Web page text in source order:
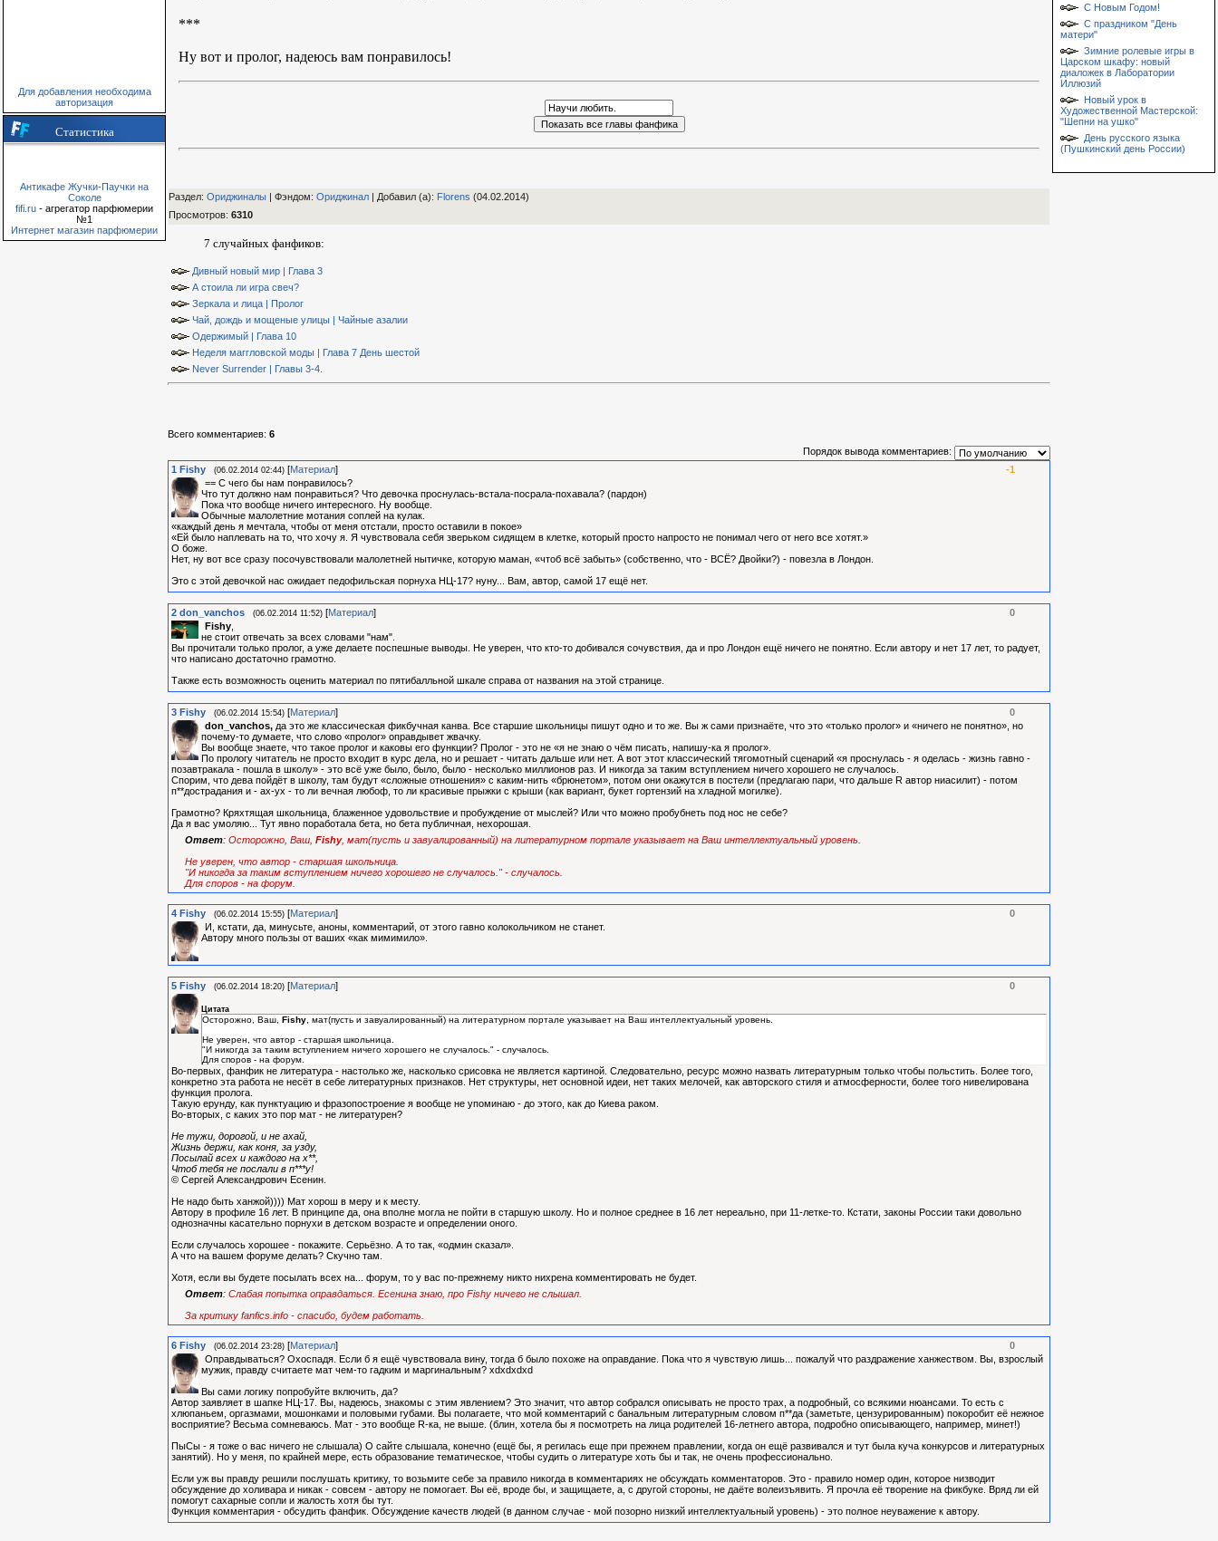
Для добавления необходима
авторизация
Статистика
Антикафе Жучки-Паучки на
Соколе
fifi.ru - агрегатор парфюмерии
№1
Интернет магазин парфюмерии
***
Ну вот и пролог, надеюсь вам понравилось!
Раздел: Ориджиналы | Фэндом: Ориджинал | Добавил (а): Florens (04.02.2014)
Просмотров: 6310
7 случайных фанфиков:
Дивный новый мир | Глава 3
А стоила ли игра свеч?
Зеркала и лица | Пролог
Чай, дождь и мощеные улицы | Чайные азалии
Одержимый | Глава 10
Неделя маггловской моды | Глава 7 День шестой
Never Surrender | Главы 3-4.
Всего комментариев: 6
Порядок вывода комментариев:
-1
1 Fishy (06.02.2014 02:44) [Материал]
== С чего бы нам понравилось?
Что тут должно нам понравиться? Что девочка проснулась-встала-посрала-похавала? (пардон)
Пока что вообще ничего интересного. Ну вообще.
Обычные малолетние мотания соплей на кулак.
«каждый день я мечтала, чтобы от меня отстали, просто оставили в покое»
«Ей было наплевать на то, что хочу я. Я чувствовала себя зверьком сидящем в клетке, который просто напросто не понимал чего от него все хотят.»
О боже.
Нет, ну вот все сразу посочувствовали малолетней нытичке, которую маман, «чтоб всё забыть» (собственно, что - ВСЁ? Двойки?) - повезла в Лондон.
Это с этой девочкой нас ожидает педофильская порнуха НЦ-17? нуну... Вам, автор, самой 17 ещё нет.
0
2 don_vanchos (06.02.2014 11:52) [Материал]
Fishy
не стоит отвечать за всех словами "нам".
Вы прочитали только пролог, а уже делаете поспешные выводы. Не уверен, что кто-то добивался сочувствия, да и про Лондон ещё ничего не понятно. Если автору и нет 17 лет, то радует,
что написано достаточно грамотно.
Также есть возможность оценить материал по пятибалльной шкале справа от названия на этой странице.
0
3 Fishy (06.02.2014 15:54) [Материал]
don_vanchos, да это же классическая фикбучная канва. Все старшие школьницы пишут одно и то же. Вы ж сами признаёте, что это «только пролог» и «ничего не понятно», но
почему-то думаете, что слово «пролог» оправдывет жвачку.
Вы вообще знаете, что такое пролог и каковы его функции? Пролог - это не «я не знаю о чём писать, напишу-ка я пролог».
По прологу читатель не просто входит в курс дела, но и решает - читать дальше или нет. А вот этот классический тягомотный сценарий «я проснулась - я оделась - жизнь гавно -
позавтракала - пошла в школу» - это всё уже было, было, было - несколько миллионов раз. И никогда за таким вступлением ничего хорошего не случалось.
Спорим, что дева пойдёт в школу, там будут «сложные отношения» с каким-нить «брюнетом», потом они окажутся в постели (предлагаю пари, что дальше R автор ниасилит) - потом
п**дострадания и - ах-ух - то ли вечная любоф, то ли красивые прыжки с крыши (как вариант, букет гортензий на хладной могилке).
Грамотно? Кряхтящая школьница, блаженное удовольствие и пробуждение от мыслей? Или что можно пробубнеть под нос не себе?
Да я вас умоляю... Тут явно поработала бета, но бета публичная, нехорошая.
Ответ: Осторожно, Ваш, Fishy, мат(пусть и завуалированный) на литературном портале указывает на Ваш интеллектуальный уровень.
Не уверен, что автор - старшая школьница.
"И никогда за таким вступлением ничего хорошего не случалось." - случалось.
Для споров - на форум.
0
4 Fishy (06.02.2014 15:55) [Материал]
И, кстати, да, минусьте, аноны, комментарий, от этого гавно колокольчиком не станет.
Автору много пользы от ваших «как мимимило».
0
5 Fishy (06.02.2014 18:20) [Материал]
Цитата
Осторожно, Ваш, Fishy, мат(пусть и завуалированный) на литературном портале указывает на Ваш интеллектуальный уровень.
Не уверен, что автор - старшая школьница.
"И никогда за таким вступлением ничего хорошего не случалось." - случалось.
Для споров - на форум.
Во-первых, фанфик не литература - настолько же, насколько срисовка не является картиной. Следовательно, ресурс можно назвать литературным только чтобы польстить. Более того,
конкретно эта работа не несёт в себе литературных признаков. Нет структуры, нет основной идеи, нет таких мелочей, как авторского стиля и атмосферности, более того нивелирована
функция пролога.
Такую ерунду, как пунктуацию и фразопостроение я вообще не упоминаю - до этого, как до Киева раком.
Во-вторых, с каких это пор мат - не литературен?
Не тужи, дорогой, и не ахай,
Жизнь держи, как коня, за узду,
Посылай всех и каждого на х**,
Чтоб тебя не послали в п***у!
© Сергей Александрович Есенин.
Не надо быть ханжой)))) Мат хорош в меру и к месту.
Автору в профиле 16 лет. В принципе да, она вполне могла не пойти в старшую школу. Но и полное среднее в 16 лет нереально, при 11-летке-то. Кстати, законы России таки довольно
однозначны касательно порнухи в детском возрасте и определении оного.
Если случалось хорошее - покажите. Серьёзно. А то так, «одмин сказал».
А что на вашем форуме делать? Скучно там.
Хотя, если вы будете посылать всех на... форум, то у вас по-прежнему никто нихрена комментировать не будет.
Ответ: Слабая попытка оправдаться. Есенина знаю, про Fishy ничего не слышал.
За критику fanfics.info - спасибо, будем работать.
0
6 Fishy (06.02.2014 23:28) [Материал]
Оправдываться? Охоспадя. Если б я ещё чувствовала вину, тогда б было похоже на оправдание. Пока что я чувствую лишь... пожалуй что раздражение ханжеством. Вы, взрослый
мужик, правду считаете мат чем-то гадким и маргинальным? xdxdxdxd
Вы сами логику попробуйте включить, да?
Автор заявляет в шапке НЦ-17. Вы, надеюсь, знакомы с этим явлением? Это значит, что автор собрался описывать не просто трах, а подробный, со всякими нюансами. То есть с
хлюпаньем, оргазмами, мошонками и половыми губами. Вы полагаете, что мой комментарий с банальным литературным словом п**да (заметьте, цензурированным) покоробит её нежное
восприятие? Весьма сомневаюсь. Мат - это вообще R-ка, не выше. (блин, хотела бы я посмотреть на лица родителей 16-летнего автора, подробно описывающего, например, минет!)
ПыСы - я тоже о вас ничего не слышала) О сайте слышала, конечно (ещё бы, я регилась еще при прежнем правлении, когда он ещё развивался и тут была куча конкурсов и литературных
занятий). Но у меня, по крайней мере, есть образование тематическое, чтобы судить о литературе хоть бы и так, не очень профессионально.
Если уж вы правду решили послушать критику, то возьмите себе за правило никогда в комментариях не обсуждать комментаторов. Это - правило номер один, которое низводит
обсуждение до холивара и никак - совсем - автору не помогает. Вы её, вроде бы, и защищаете, а, с другой стороны, не даёте волеизъявить. Я прочла её творение на фикбуке. Вряд ли ей
помогут сахарные сопли и жалость хотя бы тут.
Функция комментария - обсудить фанфик. Обсуждение качеств людей (в данном случае - мой позорно низкий интеллектуальный уровень) - это полное неуважение к автору.
С Новым Годом!
С праздником "День
матери"
Зимние ролевые игры в
Царском шкафу: новый
диаложек в Лаборатории
Иллюзий
Новый урок в
Художественной Мастерской:
"Шепни на ушко"
День русского языка
(Пушкинский день России)